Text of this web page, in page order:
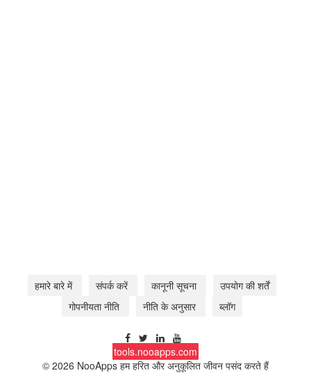
हमारे बारे में संपर्क करें कानूनी सूचना
उपयोग की शर्तें
गोपनीयता नीति
नीति के अनुसार ब्लॉग
tools.nooapps.com
© 2026 NooApps हम हरित और अनुकूलित जीवन पसंद करते हैं